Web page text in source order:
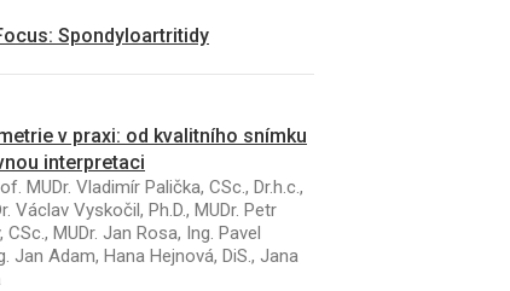
Spondyloartritidy
v praxi: od kvalitního snímku
interpretaci
MUDr. Vladimír Palička, CSc., Dr.h.c.,
Václav Vyskočil, Ph.D., MUDr. Petr
CSc., MUDr. Jan Rosa, Ing. Pavel
Jan Adam, Hana Hejnová, DiS., Jana